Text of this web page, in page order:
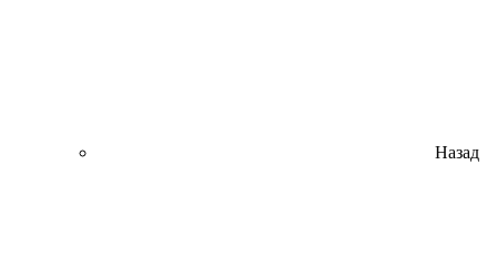
Назад